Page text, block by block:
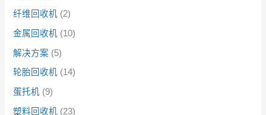
纤维回收机 2
金属回收机 10
解决方案 5
轮胎回收机 14
蛋托机 9
塑料回收机 23